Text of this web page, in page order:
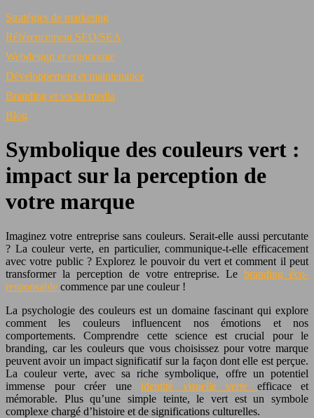
Stratégies de marketing
Référencement SEO/SEA
Webdesign et ergonomie
Développement et maintenance
Branding et social media
Blog
Symbolique des couleurs vert :
impact sur la perception de
votre marque
Imaginez votre entreprise sans couleurs. Serait-elle aussi percutante
? La couleur verte, en particulier, communique-t-elle efficacement
avec votre public ? Explorez le pouvoir du vert et comment il peut
transformer la perception de votre entreprise. Lebranding éco-
responsable commence par une couleur !
La psychologie des couleurs est un domaine fascinant qui explore
comment les couleurs influencent nos émotions et nos
comportements. Comprendre cette science est crucial pour le
branding, car les couleurs que vous choisissez pour votre marque
peuvent avoir un impact significatif sur la façon dont elle est perçue.
La couleur verte, avec sa riche symbolique, offre un potentiel
immense pour créer une identité visuelle verte efficace et
mémorable. Plus qu’une simple teinte, le vert est un symbole
complexe chargé d’histoire et de significations culturelles.